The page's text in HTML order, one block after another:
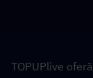
TOPUPlive oferă